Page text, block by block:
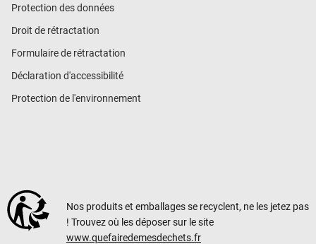
Protection des données
Droit de rétractation
Formulaire de rétractation
Déclaration d'accessibilité
Protection de l'environnement
Nos produits et emballages se recyclent, ne les jetez pas
! Trouvez où les déposer sur le site
www.quefairedemesdechets.fr